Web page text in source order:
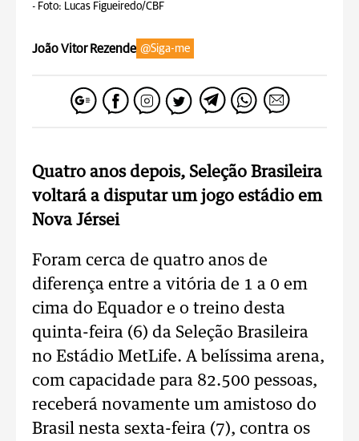
- Foto: Lucas Figueiredo/CBF
João Vitor Rezende @Siga-me
Quatro anos depois, Seleção Brasileira
voltará a disputar um jogo estádio em
Nova Jérsei
Foram cerca de quatro anos de
diferença entre a vitória de 1 a 0 em
cima do Equador e o treino desta
quinta-feira (6) da Seleção Brasileira
no Estádio MetLife. A belíssima arena,
com capacidade para 82.500 pessoas,
receberá novamente um amistoso do
Brasil nesta sexta-feira (7), contra os